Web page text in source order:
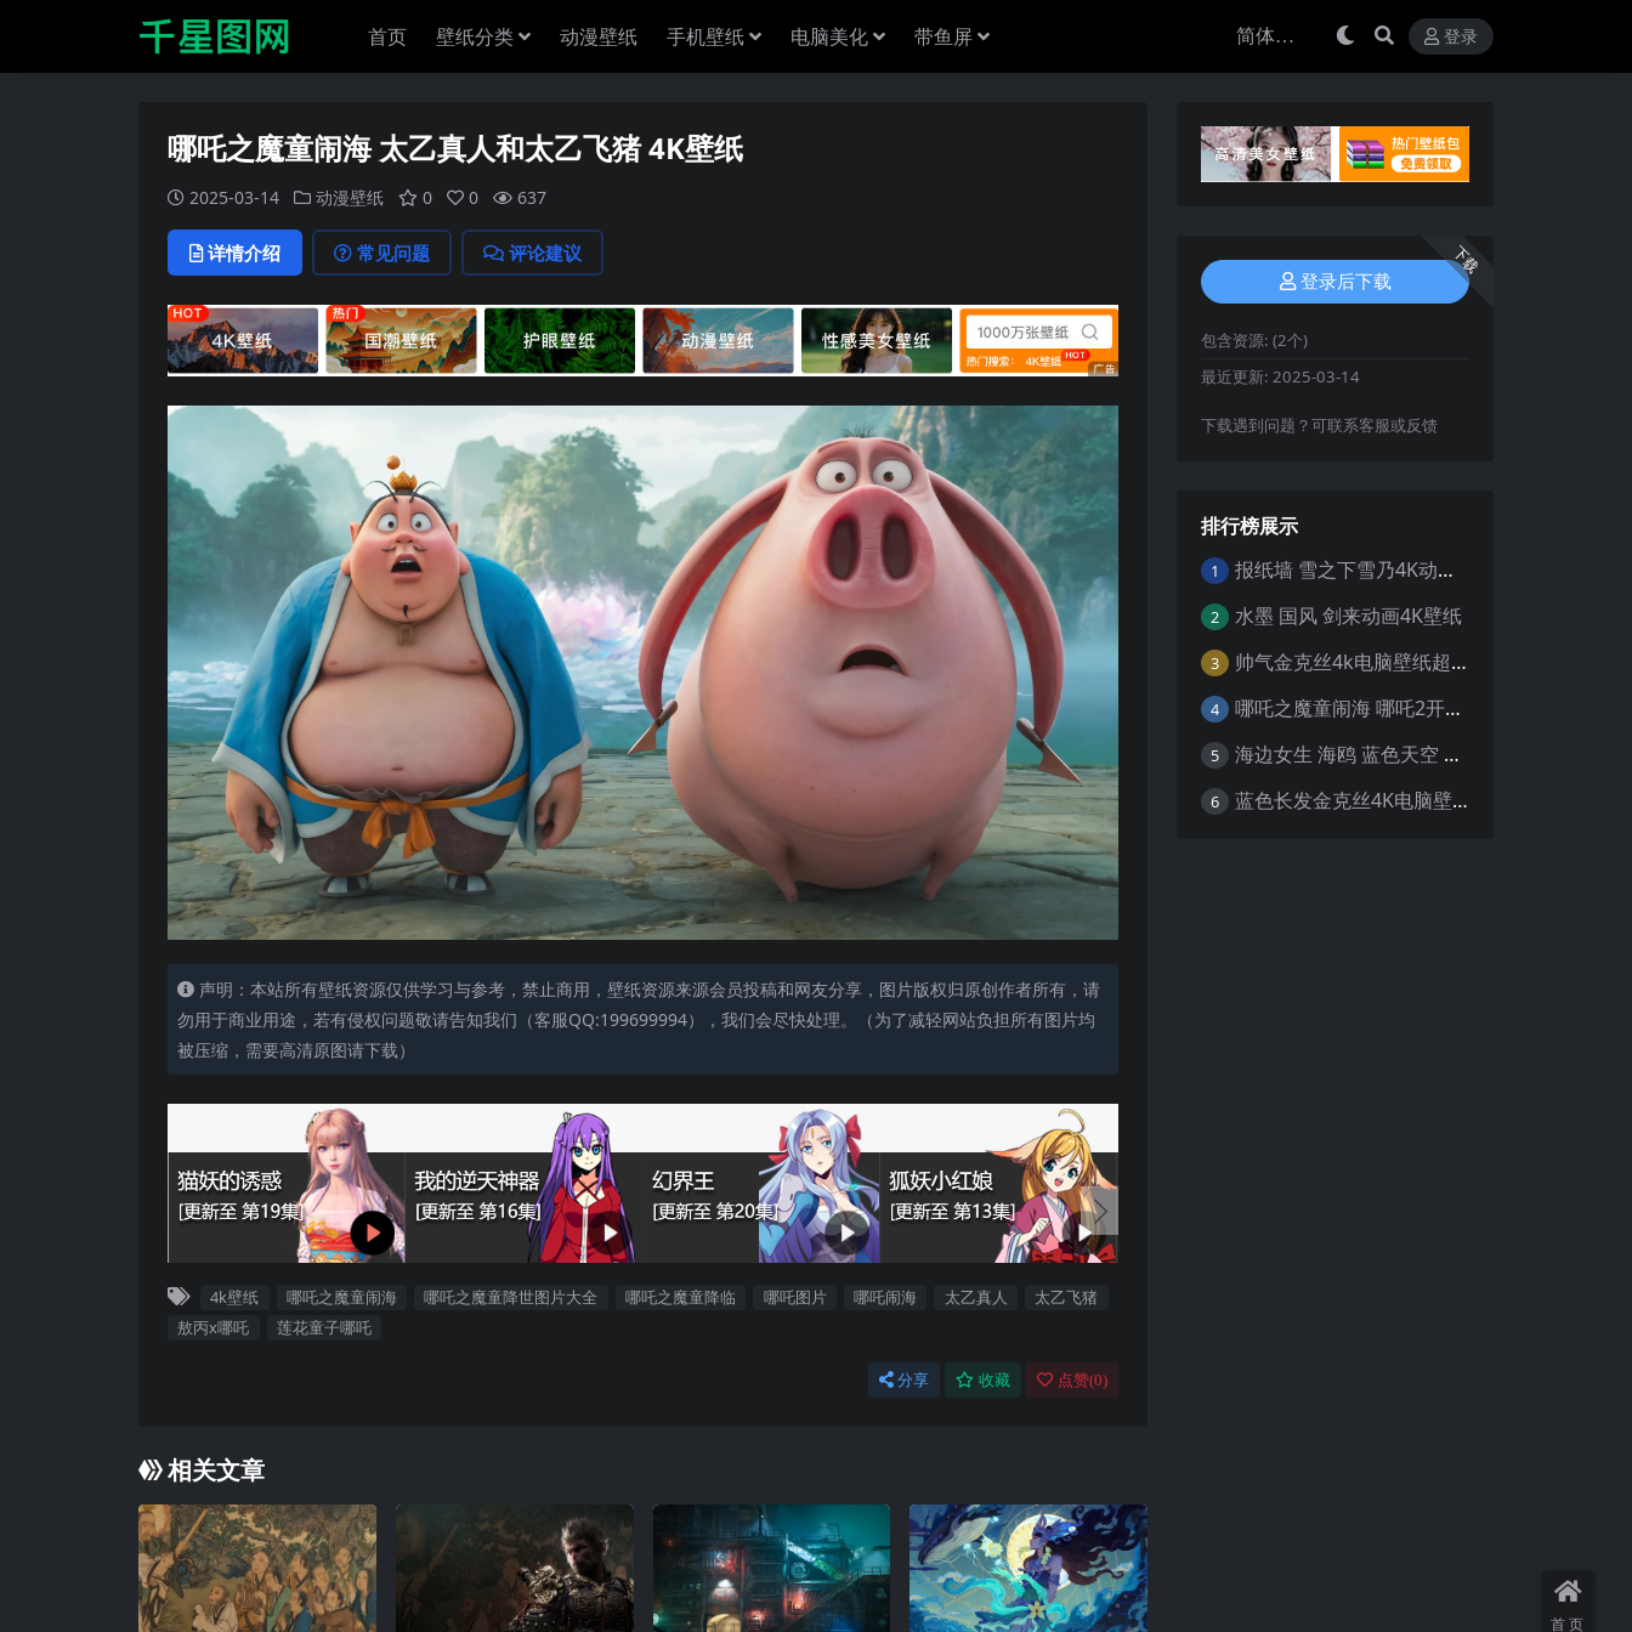
首页 壁纸分类 动漫壁纸 手机壁纸 电脑美化 带鱼屏 登录
哪吒之魔童闹海 太乙真人和太乙飞猪 4K壁纸
2025-03-14 动漫壁纸 0 0 637
详情介绍 常见问题 评论建议
声明：本站所有壁纸资源仅供学习与参考，禁止商用，壁纸资源来源会员投稿和网友分享，图片版权归原创作者所有，请
勿用于商业用途，若有侵权问题敬请告知我们（客服QQ:199699994），我们会尽快处理。（为了减轻网站负担所有图片均
被压缩，需要高清原图请下载）
4k壁纸 哪吒之魔童闹海 哪吒之魔童降世图片大全 哪吒之魔童降临 哪吒图片 哪吒闹海 太乙真人
太乙飞猪
敖丙x哪吒
莲花童子哪吒
分享 收藏 点赞(0)
相关文章
下载
登录后下载
包含资源: (2个)
最近更新: 2025-03-14
下载遇到问题？可联系客服或反馈
排行榜展示
1 报纸墙 雪之下雪乃4K动漫壁纸
2 水墨 国风 剑来动画4K壁纸
3 帅气金克丝4k电脑壁纸超清
4 哪吒之魔童闹海 哪吒2开场4K壁纸
5 海边女生 海鸥 蓝色天空 4K壁纸
6 蓝色长发金克丝4K电脑壁纸
首页